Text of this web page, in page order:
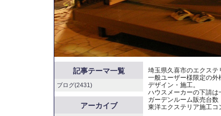
埼玉県久喜市のエクス
一般ユーザー様限定の外
デザイン・施工。
ハウスメーカーの下請
ガーデンルーム販売
東洋エクステリア施工
記事テーマ一覧
ブログ(2431)
アーカイブ